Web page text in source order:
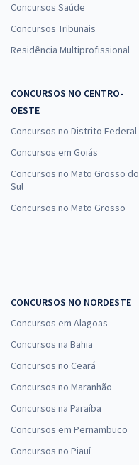
Concursos Saúde
Concursos Tribunais
Residência Multiprofissional
CONCURSOS NO CENTRO-
OESTE
Concursos no Distrito Federal
Concursos em Goiás
Concursos no Mato Grosso do
Sul
Concursos no Mato Grosso
CONCURSOS NO NORDESTE
Concursos em Alagoas
Concursos na Bahia
Concursos no Ceará
Concursos no Maranhão
Concursos na Paraíba
Concursos em Pernambuco
Concursos no Piauí